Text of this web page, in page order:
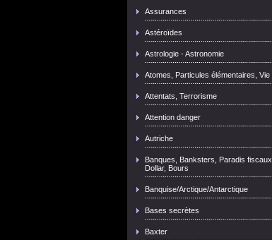
Assurances
Astéroïdes
Astrologie - Astronomie
Atomes, Particules élémentaires, Vie
Attentats, Terrorisme
Attention danger
Autriche
Banques, Banksters, Paradis fiscaux,
Dollar, Bours
Banquise/Arctique/Antarctique
Bases secrètes
Baxter